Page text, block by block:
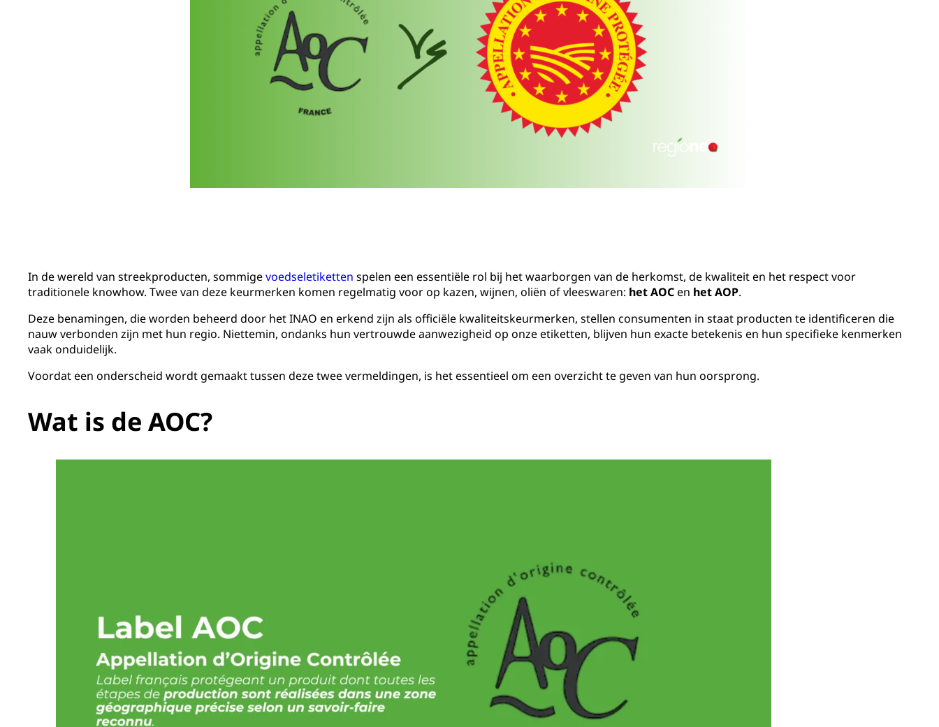
In de wereld van streekproducten, sommigevoedseletiketten spelen een essentiële rol bij het waarborgen van de herkomst, de kwaliteit en het respect voor
traditionele knowhow. Twee van deze keurmerken komen regelmatig voor op kazen, wijnen, oliën of vleeswaren: het AOCen het AOP.
Deze benamingen, die worden beheerd door het INAO en erkend zijn als officiële kwaliteitskeurmerken, stellen consumenten in staat producten te identificeren die
nauw verbonden zijn met hun regio. Niettemin, ondanks hun vertrouwde aanwezigheid op onze etiketten, blijven hun exacte betekenis en hun specifieke kenmerken
vaak onduidelijk.
Voordat een onderscheid wordt gemaakt tussen deze twee vermeldingen, is het essentieel om een overzicht te geven van hun oorsprong.
Wat is de AOC?